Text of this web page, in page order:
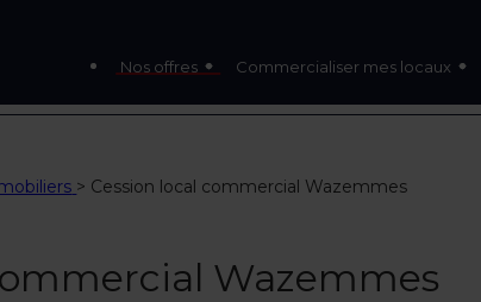
Nos offres Commercialiser mes locaux
> Cession local commercial Wazemmes
Wazemmes